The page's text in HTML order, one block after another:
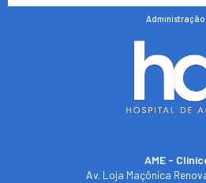
Administração:
AME -
Av. Loja Maçônica